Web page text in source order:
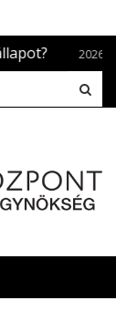
2026.aug. 5.